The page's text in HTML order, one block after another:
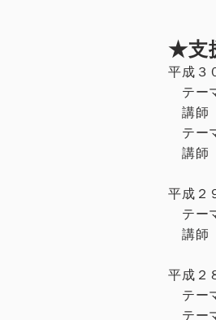
パー
★支
平成３
テー
講師
テー
講師
平成２
テー
講師
平成２
テー
テー